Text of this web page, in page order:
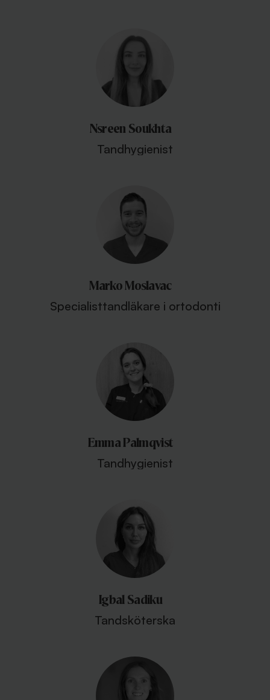
Nsreen Soukhta
Tandhygienist
Marko Moslavac
Specialisttandläkare i ortodonti
Emma Palmqvist
Tandhygienist
Igbal Sadiku
Tandsköterska